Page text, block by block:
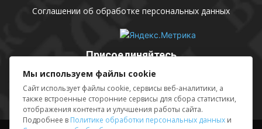
Соглашении об обработке персональных данных
Присоединяйтесь
Мы используем файлы cookie
Сайт использует файлы cookie, сервисы веб-аналитики, а
также встроенные сторонние сервисы для сбора статистики,
отображения контента и улучшения работы сайта.
Подробнее в Политике обработки персональных данных и